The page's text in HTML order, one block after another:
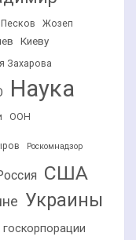
Жозеп
Киеву
Захарова
Наука
ООН
Роскомнадзор
США
Украины
госкорпорации